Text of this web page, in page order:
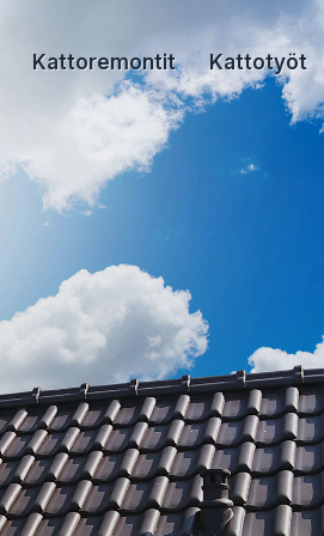
Kattoremontit Kattotyöt